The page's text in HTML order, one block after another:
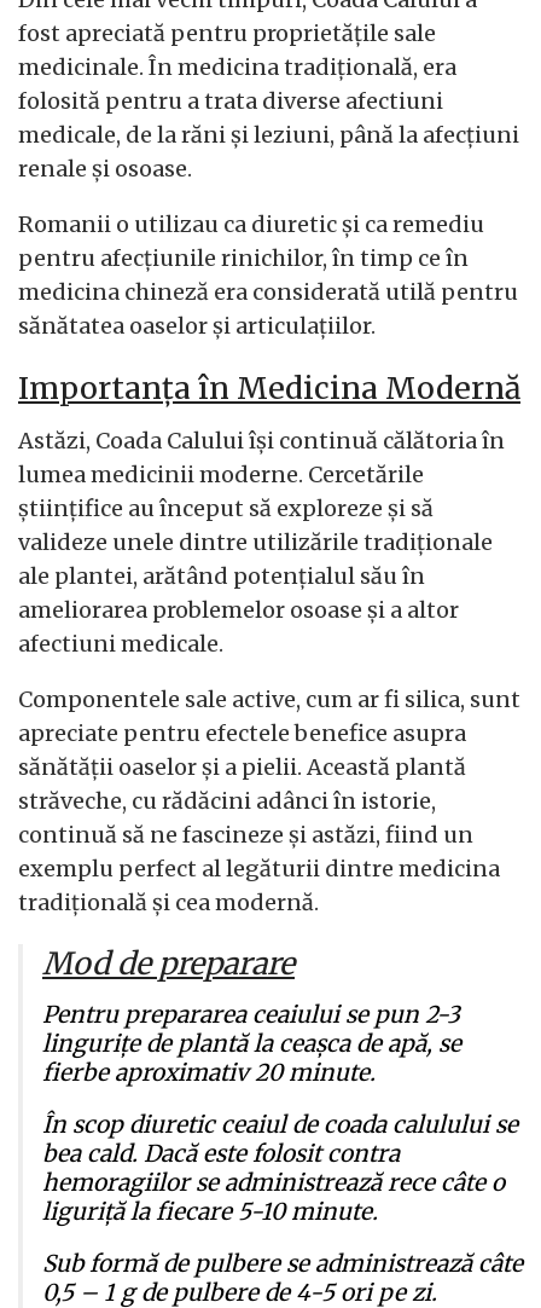
fost apreciată pentru proprietățile sale
medicinale. În medicina tradițională, era
folosită pentru a trata diverse afectiuni
medicale, de la răni și leziuni, până la afecțiuni
renale și osoase.
Romanii o utilizau ca diuretic și ca remediu
pentru afecțiunile rinichilor, în timp ce în
medicina chineză era considerată utilă pentru
sănătatea oaselor și articulațiilor.
Importanța în Medicina Modernă
Astăzi, Coada Calului își continuă călătoria în
lumea medicinii moderne. Cercetările
științifice au început să exploreze și să
valideze unele dintre utilizările tradiționale
ale plantei, arătând potențialul său în
ameliorarea problemelor osoase și a altor
afectiuni medicale.
Componentele sale active, cum ar fi silica, sunt
apreciate pentru efectele benefice asupra
sănătății oaselor și a pielii. Această plantă
străveche, cu rădăcini adânci în istorie,
continuă să ne fascineze și astăzi, fiind un
exemplu perfect al legăturii dintre medicina
tradițională și cea modernă.
Mod de preparare
Pentru prepararea ceaiului se pun 2-3
lingurițe de plantă la ceașca de apă, se
fierbe aproximativ 20 minute.
În scop diuretic ceaiul de coada calulului se
bea cald. Dacă este folosit contra
hemoragiilor se administrează rece câte o
liguriță la fiecare 5-10 minute.
Sub formă de pulbere se administrează câte
0,5 – 1 g de pulbere de 4-5 ori pe zi.